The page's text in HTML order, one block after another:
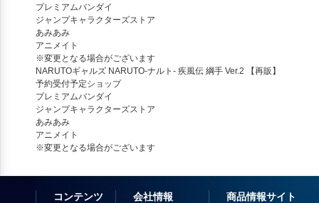
プレミアムバンダイ
ジャンプキャラクターズストア
あみあみ
アニメイト
※変更となる場合がございます
NARUTOギャルズ NARUTO-ナルト- 疾風伝 綱手 Ver.2 【再販】
予約受付予定ショップ
プレミアムバンダイ
ジャンプキャラクターズストア
あみあみ
アニメイト
※変更となる場合がございます
コンテンツ 会社情報 商品情報サイト